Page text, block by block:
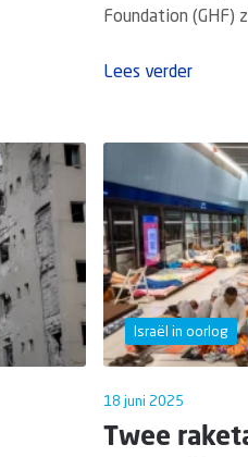
Foundation (GHF)
Lees verder
Israël in oorlog
18 juni 2025
Twee